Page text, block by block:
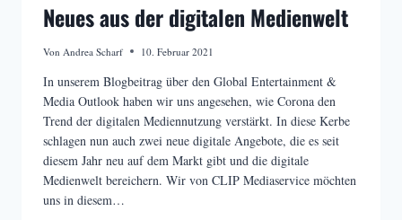
Neues aus der digitalen Medienwelt
Von Andrea Scharf 10. Februar 2021
In unserem Blogbeitrag über den Global Entertainment &
Media Outlook haben wir uns angesehen, wie Corona den
Trend der digitalen Mediennutzung verstärkt. In diese Kerbe
schlagen nun auch zwei neue digitale Angebote, die es seit
diesem Jahr neu auf dem Markt gibt und die digitale
Medienwelt bereichern. Wir von CLIP Mediaservice möchten
uns in diesem…